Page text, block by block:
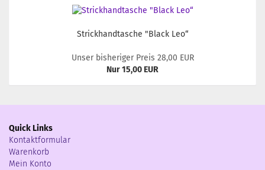
Strickhandtasche "Black Leo“
Unser bisheriger Preis 28,00 EUR
Nur 15,00 EUR
Quick Links
Kontaktformular
Warenkorb
Mein Konto